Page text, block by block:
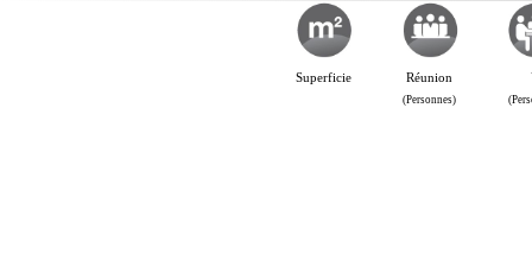
Superficie Réunion
(Personnes)